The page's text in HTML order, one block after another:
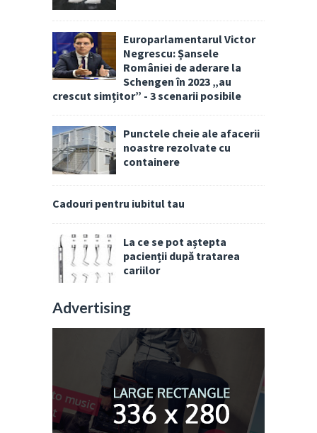
Europarlamentarul Victor
Negrescu: Șansele
României de aderare la
Schengen în 2023 „au
crescut simțitor” - 3 scenarii posibile
Punctele cheie ale afacerii
noastre rezolvate cu
containere
Cadouri pentru iubitul tau
La ce se pot aștepta
pacienții după tratarea
cariilor
Advertising